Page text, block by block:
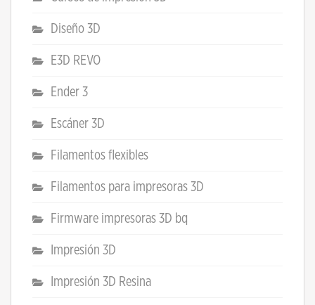
Diseño 3D
E3D REVO
Ender 3
Escáner 3D
Filamentos flexibles
Filamentos para impresoras 3D
Firmware impresoras 3D bq
Impresión 3D
Impresión 3D Resina